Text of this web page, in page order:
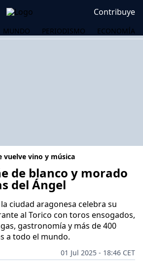
Contribuye
MUNDO PERIODISMO ECONOMÍA
vuelve vino y música
de blanco y morado
del Ángel
ciudad aragonesa celebra su
al Torico con toros ensogados,
gastronomía y más de 400
a todo el mundo.
01 Jul 2025 - 18:46 CET